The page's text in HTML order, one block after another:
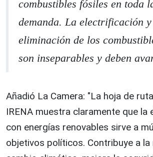
combustibles fósiles en toda
demanda. La electrificación
eliminación de los
son inseparables y deben
Añadió La Camera: "La hoja de
IRENA muestra claramente que la
con energías renovables sirve a
objetivos políticos. Contribuye a